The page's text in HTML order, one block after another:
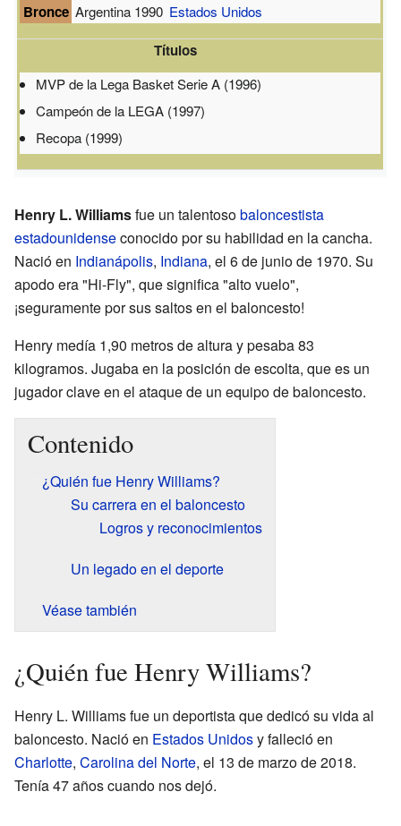
Bronce Argentina 1990 Estados Unidos
Títulos
MVP de la Lega Basket Serie A (1996)
Campeón de la LEGA (1997)
Recopa (1999)
Henry L. Williamsfue un talentosobaloncestista
estadounidenseconocido por su habilidad en la cancha.
Nació en Indianápolis, Indiana, el 6 de junio de 1970. Su
apodo era "Hi-Fly", que significa "alto vuelo",
¡seguramente por sus saltos en el baloncesto!
Henry medía 1,90 metros de altura y pesaba 83
kilogramos. Jugaba en la posición de escolta, que es un
jugador clave en el ataque de un equipo de baloncesto.
Contenido
¿Quién fue Henry Williams?
Su carrera en el baloncesto
Logros y reconocimientos
Un legado en el deporte
Véase también
¿Quién fue Henry Williams?
Henry L. Williams fue un deportista que dedicó su vida al
baloncesto. Nació en Estados Unidosy falleció en
Charlotte, Carolina del Norte, el 13 de marzo de 2018.
Tenía 47 años cuando nos dejó.